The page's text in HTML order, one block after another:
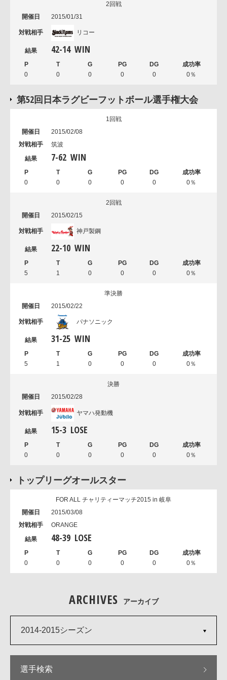
2回戦
2015/01/31
リコー
42-14 WIN
0 0 0 0 0 0％
第52回日本ラグビーフットボール選手権大会
1回戦
2015/02/08
筑波
7-62 WIN
0 0 0 0 0 0％
2回戦
2015/02/15
神戸製鋼
22-10 WIN
5 1 0 0 0 0％
準決勝
2015/02/22
パナソニック
31-25 WIN
5 1 0 0 0 0％
決勝
2015/02/28
ヤマハ発動機
15-3 LOSE
0 0 0 0 0 0％
トップリーグオールスター
FOR ALL チャリティーマッチ2015 in 岐阜
2015/03/08
ORANGE
48-39 LOSE
0 0 0 0 0 0％
ARCHIVES アーカイブ
2014-2015シーズン
選手検索